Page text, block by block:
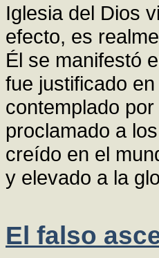
Iglesia del Dios
efecto, es
Él se manifestó
fue justificado
contemplado
proclamado a
creído en el
y elevado a la
El falso